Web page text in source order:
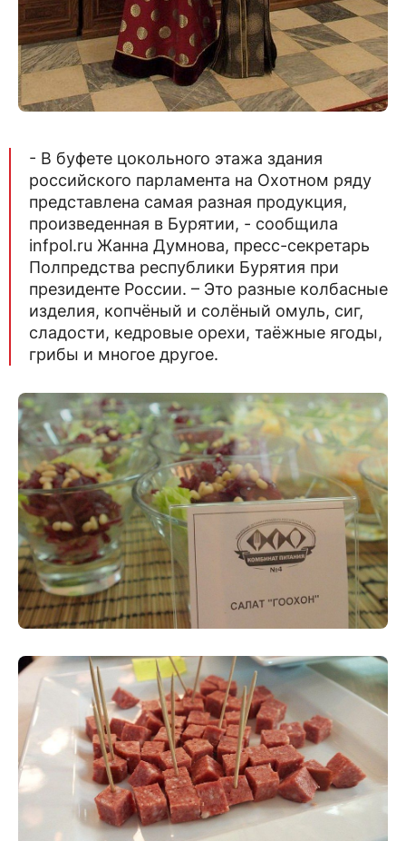
- В буфете цокольного этажа здания
российского парламента на Охотном ряду
представлена самая разная продукция,
произведенная в Бурятии, - сообщила
infpol.ru Жанна Думнова, пресс-секретарь
Полпредства республики Бурятия при
президенте России. – Это разные колбасные
изделия, копчёный и солёный омуль, сиг,
сладости, кедровые орехи, таёжные ягоды,
грибы и многое другое.